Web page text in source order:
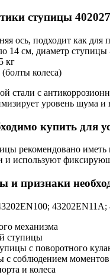
ступицы
ось, подходит как для
14 см, диаметр
кг
колеса)
стали с
уровень шума и
купить для
рекомендовано
и используют
и признаки
механизма
ступицы
с поворотного
с соблюдением моментов
и колеса